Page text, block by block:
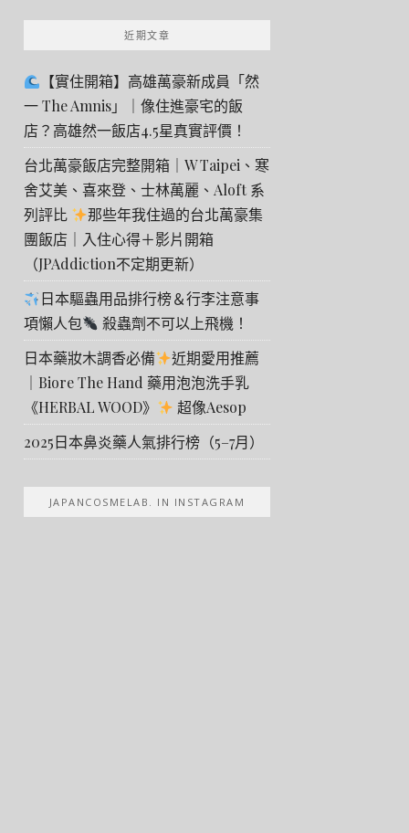
近期文章
【實住開箱】高雄萬豪新成員「然
一 The Amnis」｜像住進豪宅的飯
店？高雄然一飯店4.5星真實評價！
台北萬豪飯店完整開箱｜W Taipei、寒
舍艾美、喜來登、士林萬麗、Aloft 系
列評比
那些年我住過的台北萬豪集
團飯店｜入住心得＋影片開箱
（JPAddiction不定期更新）
日本驅蟲用品排行榜＆行李注意事
項懶人包
殺蟲劑不可以上飛機！
日本藥妝木調香必備
近期愛用推薦
｜Biore The Hand 藥用泡泡洗手乳
《HERBAL WOOD》
超像Aesop
2025日本鼻炎藥人氣排行榜（5–7月）
JAPANCOSMELAB. IN INSTAGRAM